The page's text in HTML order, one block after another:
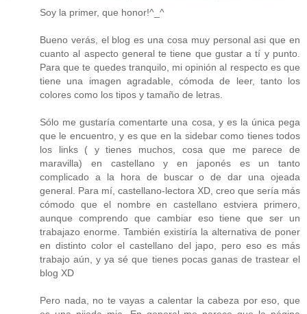
Soy la primer, que honor!^_^
Bueno verás, el blog es una cosa muy personal asi que en
cuanto al aspecto general te tiene que gustar a tí y punto.
Para que te quedes tranquilo, mi opinión al respecto es que
tiene una imagen agradable, cómoda de leer, tanto los
colores como los tipos y tamaño de letras.
Sólo me gustaría comentarte una cosa, y es la única pega
que le encuentro, y es que en la sidebar como tienes todos
los links ( y tienes muchos, cosa que me parece de
maravilla) en castellano y en japonés es un tanto
complicado a la hora de buscar o de dar una ojeada
general. Para mí, castellano-lectora XD, creo que sería más
cómodo que el nombre en castellano estviera primero,
aunque comprendo que cambiar eso tiene que ser un
trabajazo enorme. También existiría la alternativa de poner
en distinto color el castellano del japo, pero eso es más
trabajo aún, y ya sé que tienes pocas ganas de trastear el
blog XD
Pero nada, no te vayas a calentar la cabeza por eso, que